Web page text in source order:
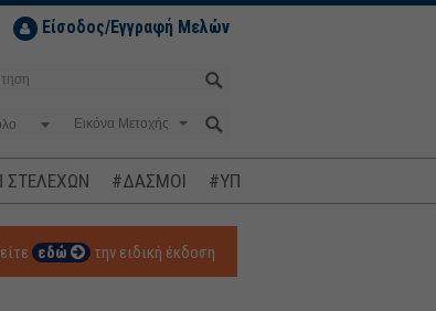
Είσοδος/Εγγραφή Μελών
ΣΤΕΛΕΧΩΝ #ΔΑΣΜΟΙ #ΥΠΟΚΛΟΠΕΣ
εδώ την ειδική έκδοση